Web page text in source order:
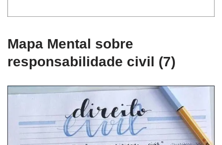
Mapa Mental sobre
responsabilidade civil (7)